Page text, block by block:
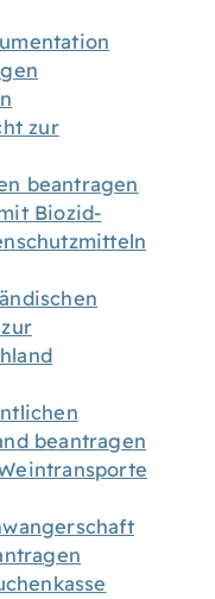
zur
beantragen
Biozid-
beantragen